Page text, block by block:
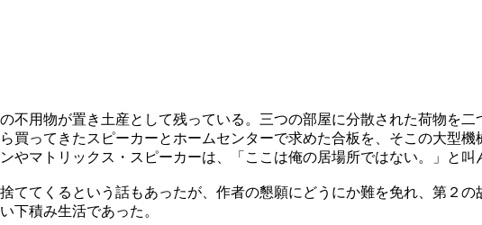
不用物が置き土産として残っている。三つの部屋に分散された荷物を
ってきたスピーカーとホームセンターで求めた合板を、そこの大型
マトリックス・スピーカーは、「ここは俺の居場所ではない。」と叫
てくるという話もあったが、作者の懇願にどうにか難を免れ、第２の
下積み生活であった。